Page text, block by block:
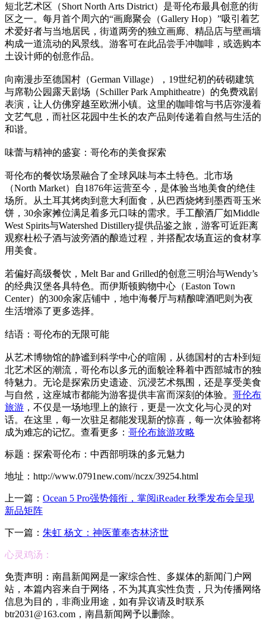
短北艺术区（Short North Arts District）是哥伦布最具创意的街
区之一。每月首个周六的“画廊聚会（Gallery Hop）”吸引着艺
术爱好者与当地居民，街道两旁的独立画廊、精品店与壁画墙
构成一道流动的风景线。游客可在此品尝手冲咖啡，或选购本
土设计师的创意作品。
向南漫步至德国村（German Village），19世纪初的砖砌建筑
与席勒公园露天剧场（Schiller Park Amphitheatre）的免费戏剧
表演，让人仿佛穿越至欧洲小镇。这里的咖啡馆与书店弥漫着
文艺气息，而社区花园中生长的农产品则传递着自然与生活的
和谐。
味蕾与精神的盛宴：哥伦布的美食探索
哥伦布的餐饮场景融合了全球风味与本土特色。北市场
（North Market）自1876年运营至今，是体验当地美食的绝佳
场所。从土耳其烤肉到意大利面食，从巴西烧烤到墨西哥玉米
饼，30余家摊位满足着多元口味的需求。手工酿酒厂如Middle
West Spirits与Watershed Distillery提供品鉴之旅，游客可近距离
观察杜松子酒与波旁酒的酿造过程，并搭配农场直运的食材享
用美食。
若偏好高级餐饮，Melt Bar and Grilled的创意三明治与Wendy’s
的经典汉堡各具特色。而伊斯顿购物中心（Easton Town
Center）的300余家店铺中，地中海餐厅与精酿啤酒吧则为夜
生活增添了更多选择。
结语：哥伦布的无限可能
从艺术博物馆的静谧到科学中心的喧闹，从德国村的古朴到短
北艺术区的潮流，哥伦布以多元的面貌诠释着中西部城市的独
特魅力。无论是探索历史遗迹、沉浸艺术氛围，还是享受美食
与自然，这座城市都能为游客提供丰富而深刻的体验。 哥伦布
旅游 ，不仅是一场地理上的旅行，更是一次文化与心灵的对
话。在这里，每一次驻足都能发现新的惊喜，每一次体验都将
成为难忘的记忆。查看更多： 哥伦布旅游攻略
标题：探索哥伦布：中西部明珠的多元魅力
地址：http://www.0791new.com//nczx/39254.html
上一篇： Ocean 5 Pro强势领衔，掌阅iReader 秋季发布会呈现
新品矩阵
下一篇： 朱虹 杨文：神医董奉杏林济世
心灵鸡汤：
免责声明：南昌新闻网是一家综合性、多媒体的新闻门户网
站，本篇内容来自于网络，不为其真实性负责，只为传播网络
信息为目的，非商业用途，如有异议请及时联系
btr2031@163.com，南昌新闻网予以删除。